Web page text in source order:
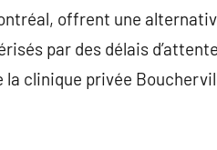
offrent une
par des délais
clinique privée